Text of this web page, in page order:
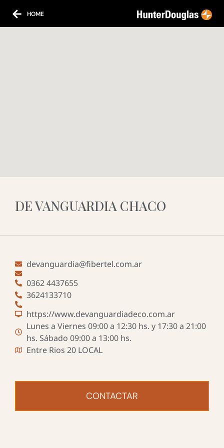
HOME
DE VANGUARDIA CHACO
devanguardia@fibertel.com.ar
0362 4437655
3624133710
https://www.devanguardiadeco.com.ar
Lunes a Viernes 09:00 a 12:30 hs. y 17:30 a 21:00
hs. Sábado 09:00 a 13:00 hs.
Entre Rios 20 LOCAL
CONTACTAR